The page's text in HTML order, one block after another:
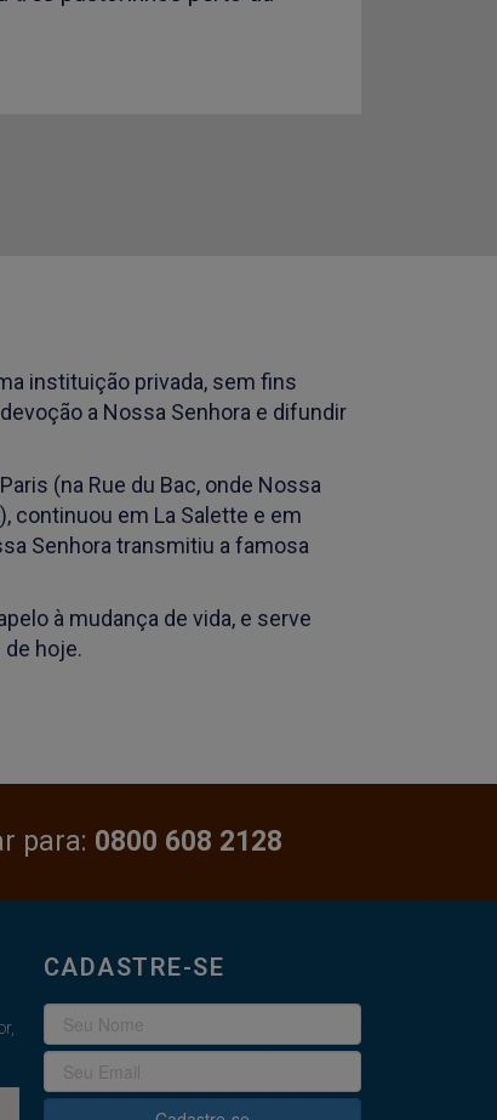
instituição privada, sem fins
a Nossa Senhora e difundir
(na Rue du Bac, onde Nossa
continuou em La Salette e em
Senhora transmitiu a famosa
à mudança de vida, e serve
hoje.
para: 0800 608 2128
CADASTRE-SE